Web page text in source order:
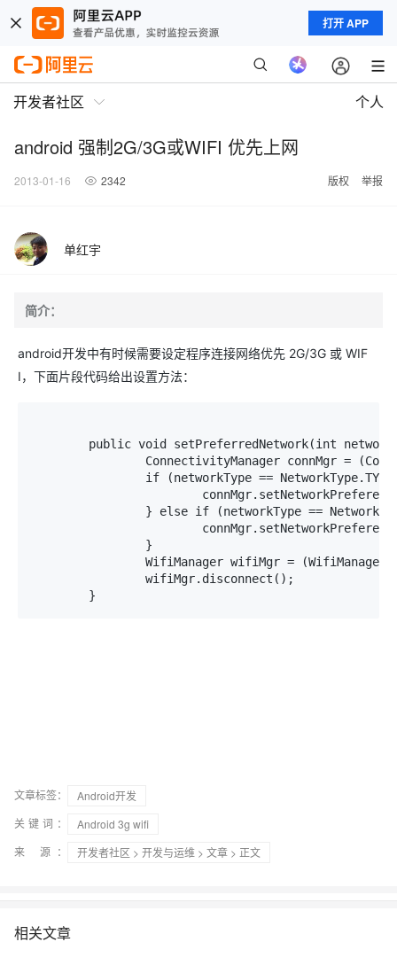
打开 APP
开发者社区 个人
android 强制2G/3G或WIFI 优先上网
2013-01-16 2342 版权 举报
单红宇
简介：
android开发中有时候需要设定程序连接网络优先 2G/3G 或 WIF
I，下面片段代码给出设置方法：
	}
文章标签：
Android开发
关键词：
Android 3g wifi
来 源：
开发者社区 > 开发与运维 > 文章 > 正文
相关文章